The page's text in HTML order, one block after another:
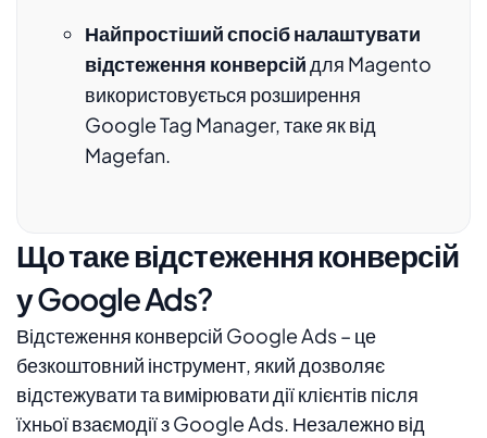
Найпростіший спосіб налаштувати
відстеження конверсійдля Magento
використовується розширення
Google Tag Manager, таке як від
Magefan.
Що таке відстеження конверсій
у Google Ads?
Відстеження конверсій Google Ads – це
безкоштовний інструмент, який дозволяє
відстежувати та вимірювати дії клієнтів після
їхньої взаємодії з Google Ads. Незалежно від